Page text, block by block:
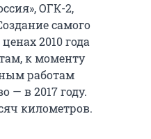
ОГК-2,
самого
2010 года
к моменту
работам
— в 2017 году.
километров.